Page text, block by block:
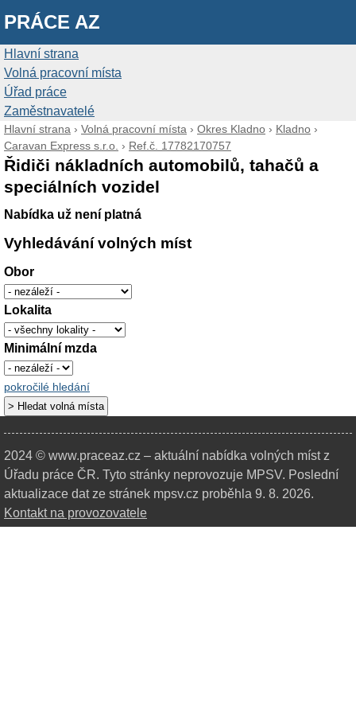
PRÁCE AZ
Hlavní strana
Volná pracovní místa
Úřad práce
Zaměstnavatelé
Hlavní strana › Volná pracovní místa › Okres Kladno › Kladno ›
Caravan Express s.r.o. › Ref.č. 17782170757
Řidiči nákladních automobilů, tahačů a
speciálních vozidel
Nabídka už není platná
Vyhledávání volných míst
Obor
Lokalita
Minimální mzda
pokročilé hledání
2024 © www.praceaz.cz – aktuální nabídka volných míst z
Úřadu práce ČR. Tyto stránky neprovozuje MPSV. Poslední
aktualizace dat ze stránek mpsv.cz proběhla 9. 8. 2026.
Kontakt na provozovatele